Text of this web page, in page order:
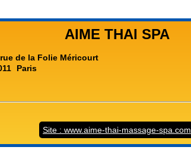
AIME THAI SPA
de la Folie Méricourt
Paris
Site : www.aime-thai-massage-spa.com